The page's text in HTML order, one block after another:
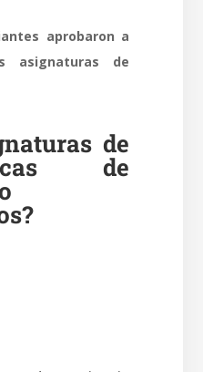
aprobaron a
asignaturas de
de
de